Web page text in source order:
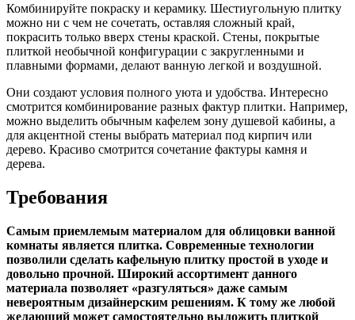
Комбинируйте покраску и керамику. Шестиугольную плитку
можно ни с чем не сочетать, оставляя сложный край,
покрасить только вверх стены краской. Стены, покрытые
плиткой необычной конфигурации с закругленными и
плавными формами, делают ванную легкой и воздушной.
Они создают условия полного уюта и удобства. Интересно
смотрится комбинирование разных фактур плитки. Например,
можно выделить обычным кафелем зону душевой кабины, а
для акцентной стены выбрать материал под кирпич или
дерево. Красиво смотрится сочетание фактуры камня и
дерева.
Требования
Самым приемлемым материалом для облицовки ванной
комнаты является плитка. Современные технологии
позволили сделать кафельную плитку простой в уходе и
довольно прочной. Широкий ассортимент данного
материала позволяет «разгуляться» даже самым
невероятным дизайнерским решениям. К тому же любой
желающий может самостоятельно выложить плиткой